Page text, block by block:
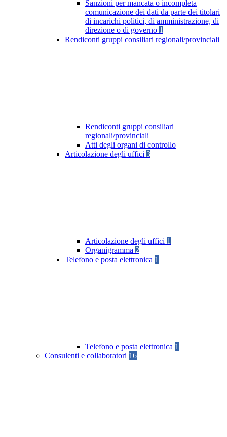
Sanzioni per mancata o incompleta
comunicazione dei dati da parte dei titolari
di incarichi politici, di amministrazione, di
direzione o di governo 1
Rendiconti gruppi consiliari regionali/provinciali
Rendiconti gruppi consiliari
regionali/provinciali
Atti degli organi di controllo
Articolazione degli uffici 3
Articolazione degli uffici 1
Organigramma 2
Telefono e posta elettronica 1
Telefono e posta elettronica 1
Consulenti e collaboratori 16